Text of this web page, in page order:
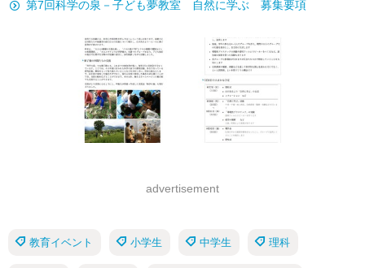
第7回科学の泉－子ども夢教室 自然に学ぶ 募集要項
advertisement
教育イベント 小学生 中学生 理科